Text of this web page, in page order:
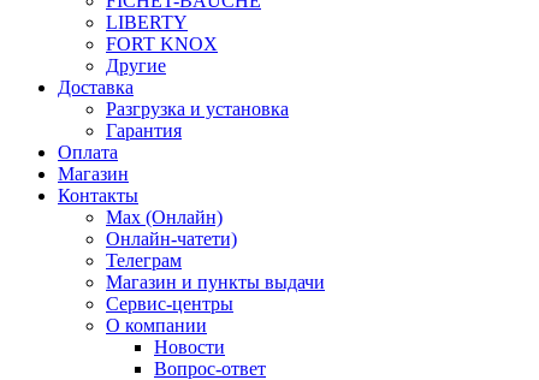
LIBERTY
FORT KNOX
Другие
Доставка
Разгрузка и установка
Гарантия
Оплата
Магазин
Контакты
Max (Онлайн)
Онлайн-чатети)
Телеграм
Магазин и пункты выдачи
Сервис-центры
О компании
Новости
Вопрос-ответ